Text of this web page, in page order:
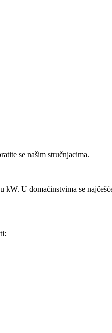
se našim stručnjacima.
U domaćinstvima se